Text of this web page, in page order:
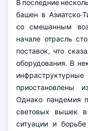
В последние
башен в Азиатско-
со смешанным
начале отрасль
поставок, что
оборудования. В
приостановлены
Однако пандемия
световых вышек в
ситуации и